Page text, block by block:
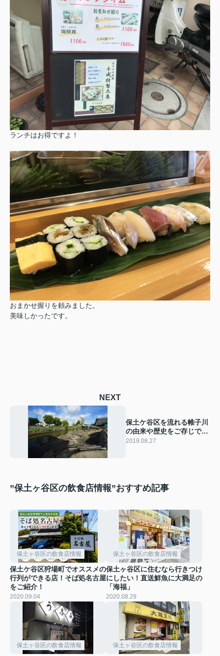
ランチはお得ですよ！
おまかせ握りを頼みました。
美味しかったです。
NEXT
保土ケ谷区を流れる帷子川
の由来や歴史をご存じです
か？
2019.08.27
”保土ヶ谷区の飲食店情報”おすすめ記事
保土ヶ谷区の飲食店情報
保土ケ谷区狩場町でオススメの
行列ができる店！そば処名古屋
をご紹介！
2020.09.04
保土ヶ谷区の飲食店情報
保土ヶ谷区に住むなら行きつけ
にしたい！直送鮮魚に大満足の
「海福」
2020.08.29
保土ヶ谷区の飲食店情報 保土ヶ谷区の飲食店情報